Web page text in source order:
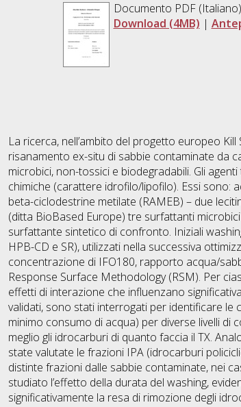
Documento PDF
Download (4MB) |
La ricerca, nell’ambito del progetto europeo
risanamento ex-situ di sabbie contaminate da
microbici, non-tossici e biodegradabili. Gli
chimiche (carattere idrofilo/lipofilo). Essi sono:
beta-ciclodestrine metilate (RAMEB) – due
(ditta BioBased Europe) tre surfattanti
surfattante sintetico di confronto. Iniziali
HPB-CD e SR), utilizzati nella successiva
concentrazione di IFO180, rapporto acqua/
Response Surface Methodology (RSM). Per
effetti di interazione che influenzano
validati, sono stati interrogati per identificare
minimo consumo di acqua) per diverse livelli di
meglio gli idrocarburi di quanto faccia il TX.
state valutate le frazioni IPA (idrocarburi
distinte frazioni dalle sabbie contaminate, nei
studiato l’effetto della durata del washing,
significativamente la resa di rimozione degli